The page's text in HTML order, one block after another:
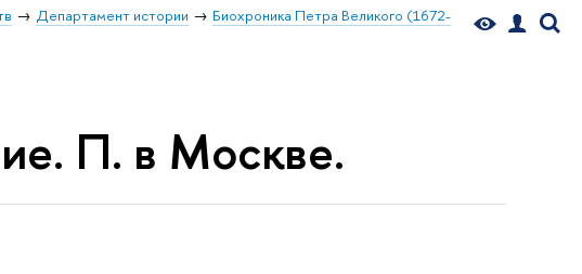
Департамент истории
Биохроника Петра Великого (1672-
П. в Москве.